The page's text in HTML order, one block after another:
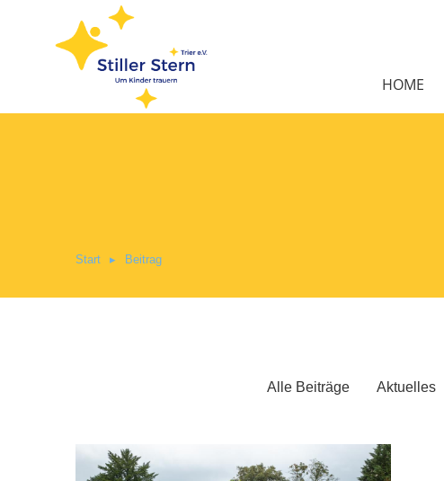
HOME
Sie befinden sich hier:
Start Beitrag
Alle Beiträge Aktuelles